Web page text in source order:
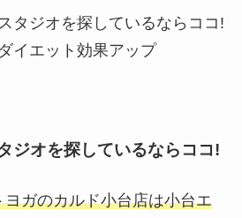
タジオを探しているならココ!
イエット効果アップ
ジオを探しているならココ!
ヨガのカルド小台店は小台エ